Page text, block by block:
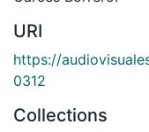
URI
https://
0312
Collections